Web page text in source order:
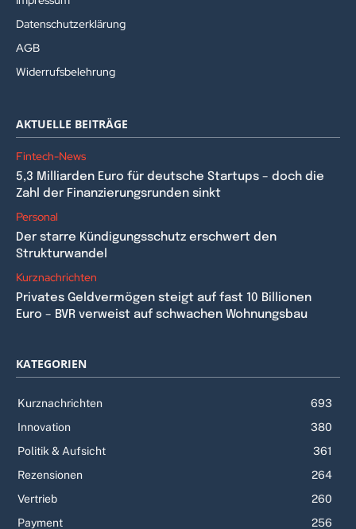
Datenschutzerklärung
AGB
Widerrufsbelehrung
AKTUELLE BEITRÄGE
Fintech-News
5,3 Milliarden Euro für deutsche Startups – doch die
Zahl der Finanzierungsrunden sinkt
Personal
Der starre Kündigungsschutz erschwert den
Strukturwandel
Kurznachrichten
Privates Geldvermögen steigt auf fast 10 Billionen
Euro – BVR verweist auf schwachen Wohnungsbau
KATEGORIEN
Kurznachrichten
693
Innovation
380
Politik & Aufsicht
361
Rezensionen
264
Vertrieb
260
Payment
256